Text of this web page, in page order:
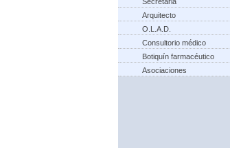
Arquitecto
O.L.A.D.
Consultorio médico
Botiquín farmacéutico
Asociaciones